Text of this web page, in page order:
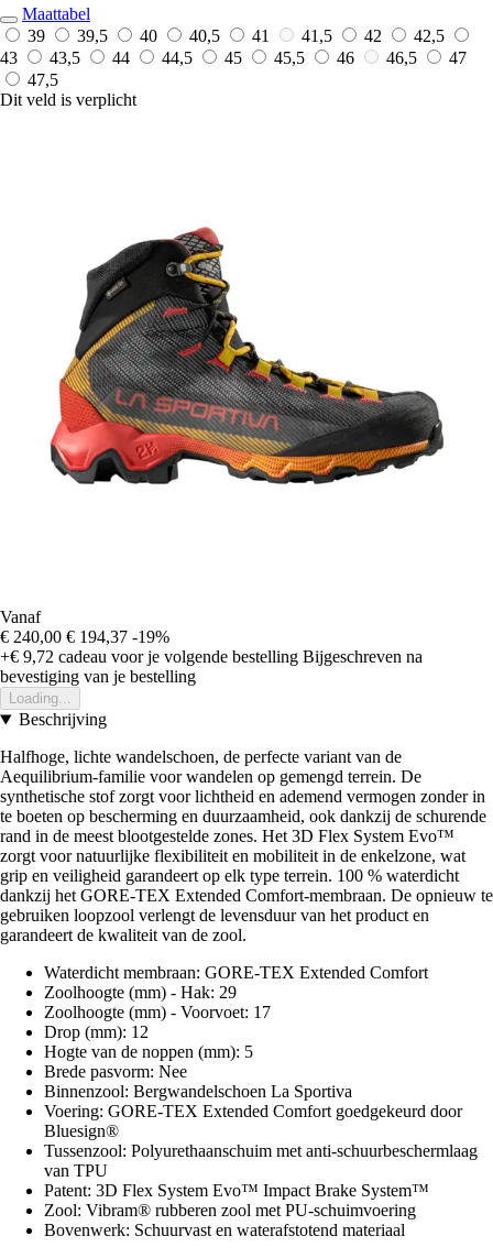
Maattabel
39
39,5 40 40,5 41 41,5 42
42,5
43
43,5 44 44,5 45 45,5 46 46,5
47
47,5
Dit veld is verplicht
Vanaf
€ 240,00 € 194,37 -19%
+€ 9,72 cadeau voor je volgende bestelling Bijgeschreven na
bevestiging van je bestelling
Loading...
Beschrijving
Halfhoge, lichte wandelschoen, de perfecte variant van de
Aequilibrium-familie voor wandelen op gemengd terrein. De
synthetische stof zorgt voor lichtheid en ademend vermogen zonder in
te boeten op bescherming en duurzaamheid, ook dankzij de schurende
rand in de meest blootgestelde zones. Het 3D Flex System Evo™
zorgt voor natuurlijke flexibiliteit en mobiliteit in de enkelzone, wat
grip en veiligheid garandeert op elk type terrein. 100 % waterdicht
dankzij het GORE-TEX Extended Comfort-membraan. De opnieuw te
gebruiken loopzool verlengt de levensduur van het product en
garandeert de kwaliteit van de zool.
Waterdicht membraan: GORE-TEX Extended Comfort
Zoolhoogte (mm) - Hak: 29
Zoolhoogte (mm) - Voorvoet: 17
Drop (mm): 12
Hogte van de noppen (mm): 5
Brede pasvorm: Nee
Binnenzool: Bergwandelschoen La Sportiva
Voering: GORE-TEX Extended Comfort goedgekeurd door
Bluesign®
Tussenzool: Polyurethaanschuim met anti-schuurbeschermlaag
van TPU
Patent: 3D Flex System Evo™ Impact Brake System™
Zool: Vibram® rubberen zool met PU-schuimvoering
Bovenwerk: Schuurvast en waterafstotend materiaal